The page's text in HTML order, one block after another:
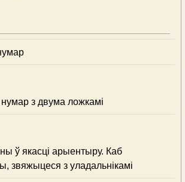
з двума ложкамі
ў якасці арыентыру. Каб
звяжыцеся з уладальнікамі